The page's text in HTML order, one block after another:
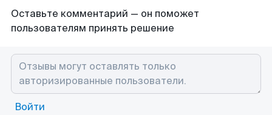
Оставьте комментарий — он поможет
пользователям принять решение
Войти